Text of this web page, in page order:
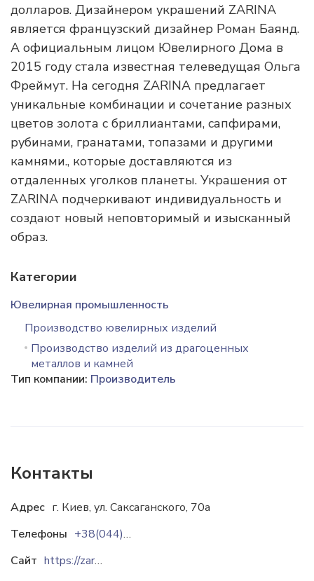
долларов. Дизайнером украшений ZARINA
является французский дизайнер Роман Баянд.
А официальным лицом Ювелирного Дома в
2015 году стала известная телеведущая Ольга
Фреймут. На сегодня ZARINA предлагает
уникальные комбинации и сочетание разных
цветов золота с бриллиантами, сапфирами,
рубинами, гранатами, топазами и другими
камнями., которые доставляются из
отдаленных уголков планеты. Украшения от
ZARINA подчеркивают индивидуальность и
создают новый неповторимый и изысканный
образ.
Категории
Ювелирная промышленность
Производство ювелирных изделий
Производство изделий из драгоценных
металлов и камней
Тип компании: Производитель
Контакты
Адрес г. Киев, ул. Саксаганского, 70а
Телефоны
+38(044)2479011
Сайт
https://zarina.ua